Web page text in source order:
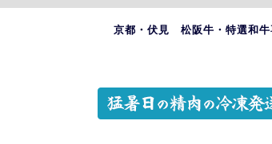
京都・伏見 松阪牛・特選和